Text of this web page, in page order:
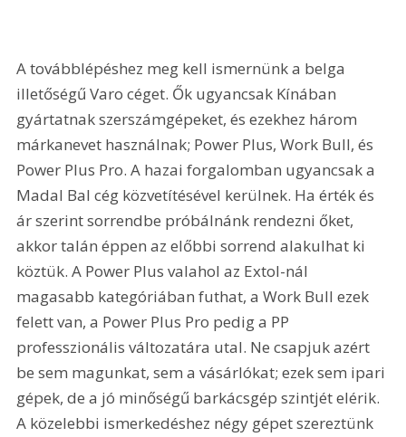
A továbblépéshez meg kell ismernünk a belga
illetőségű Varo céget. Ők ugyancsak Kínában
gyártatnak szerszámgépeket, és ezekhez három
márkanevet használnak; Power Plus, Work Bull, és
Power Plus Pro. A hazai forgalomban ugyancsak a
Madal Bal cég közvetítésével kerülnek. Ha érték és
ár szerint sorrendbe próbálnánk rendezni őket,
akkor talán éppen az előbbi sorrend alakulhat ki
köztük. A Power Plus valahol az Extol-nál
magasabb kategóriában futhat, a Work Bull ezek
felett van, a Power Plus Pro pedig a PP
professzionális változatára utal. Ne csapjuk azért
be sem magunkat, sem a vásárlókat; ezek sem ipari
gépek, de a jó minőségű barkácsgép szintjét elérik.
A közelebbi ismerkedéshez négy gépet szereztünk